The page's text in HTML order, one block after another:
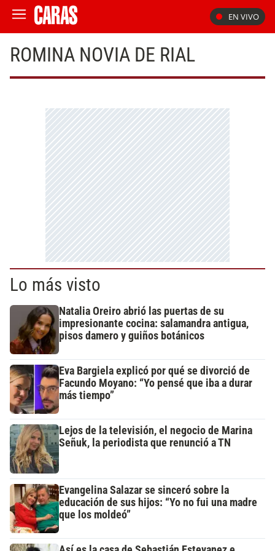
EN VIVO
ROMINA NOVIA DE RIAL
Lo más visto
Natalia Oreiro abrió las puertas de su
impresionante cocina: salamandra antigua,
pisos damero y guiños botánicos
Eva Bargiela explicó por qué se divorció de
Facundo Moyano: “Yo pensé que iba a durar
más tiempo”
Lejos de la televisión, el negocio de Marina
Señuk, la periodista que renunció a TN
Evangelina Salazar se sinceró sobre la
educación de sus hijos: “Yo no fui una madre
que los moldeó”